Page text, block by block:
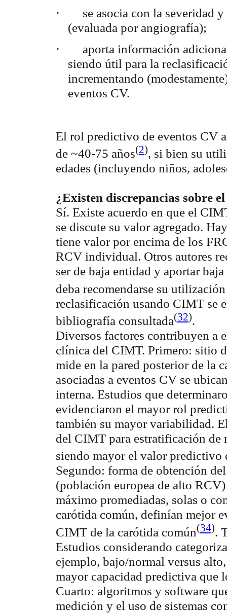
·
se asocia con la severidad
(evaluada por angiografía);
·
aporta información
siendo útil para la
incrementando
eventos CV.
El rol predictivo de eventos CV
de ~40-75 años(2), si bien su
edades (incluyendo niños,
¿Existen discrepancias sobre
Sí. Existe acuerdo en que el
se discute su valor agregado.
tiene valor por encima de los
RCV individual. Otros autores
ser de baja entidad y aportar
deba recomendarse su
reclasificación usando CIMT se
bibliografía consultada(32).
Diversos factores contribuyen a
clínica del CIMT. Primero: sitio
mide en la pared posterior de la
asociadas a eventos CV se
interna. Estudios que
evidenciaron el mayor rol
también su mayor variabilidad.
del CIMT para estratificación de
siendo mayor el valor
Segundo: forma de obtención
(población europea de alto
máximo promediadas, solas o
carótida común, definían mejor
CIMT de la carótida común(34).
Estudios considerando
ejemplo, bajo/normal versus
mayor capacidad predictiva que
Cuarto: algoritmos y software
medición y el uso de sistemas